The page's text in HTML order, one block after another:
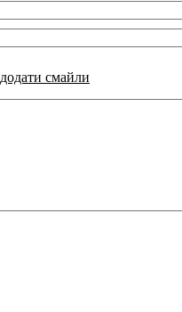
додати смайли